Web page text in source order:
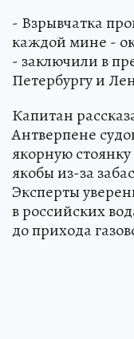
- Взрывчатка
каждой мине -
- заключили в
Петербургу и
Капитан
Антверпене
якорную
якобы из-за
Эксперты
в российских
до прихода